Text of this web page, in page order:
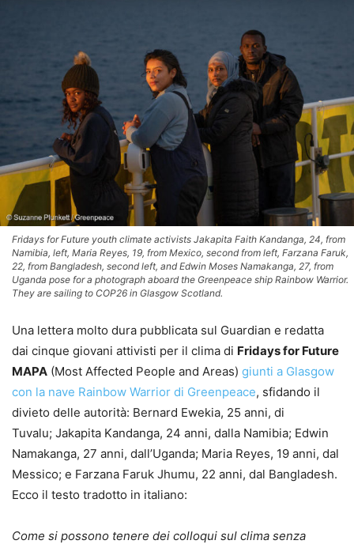
Fridays for Future youth climate activists Jakapita Faith Kandanga, 24, from
Namibia, left, Maria Reyes, 19, from Mexico, second from left, Farzana Faruk,
22, from Bangladesh, second left, and Edwin Moses Namakanga, 27, from
Uganda pose for a photograph aboard the Greenpeace ship Rainbow Warrior.
They are sailing to COP26 in Glasgow Scotland.
Una lettera molto dura pubblicata sul Guardian e redatta
dai cinque giovani attivisti per il clima di Fridays for Future
MAPA (Most Affected People and Areas) giunti a Glasgow
con la nave Rainbow Warrior di Greenpeace, sfidando il
divieto delle autorità: Bernard Ewekia, 25 anni, di
Tuvalu; Jakapita Kandanga, 24 anni, dalla Namibia; Edwin
Namakanga, 27 anni, dall’Uganda; Maria Reyes, 19 anni, dal
Messico; e Farzana Faruk Jhumu, 22 anni, dal Bangladesh.
Ecco il testo tradotto in italiano:
Come si possono tenere dei colloqui sul clima senza